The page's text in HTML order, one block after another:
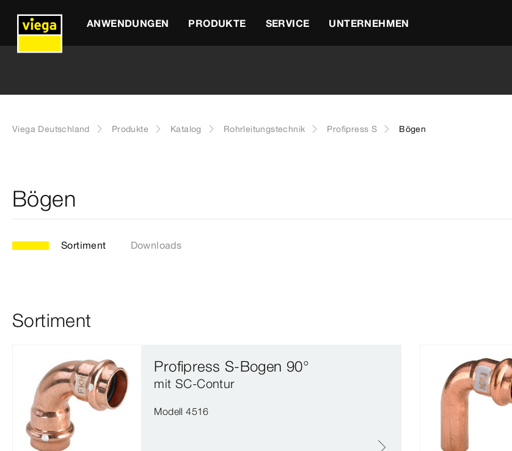
ANWENDUNGEN PRODUKTE SERVICE UNTERNEHMEN
Viega Deutschland Produkte Katalog Rohrleitungstechnik Profipress S Bögen
Bögen
Sortiment Downloads
Sortiment
Profipress S-Bogen 90°
mit SC‑Contur
Modell 4516